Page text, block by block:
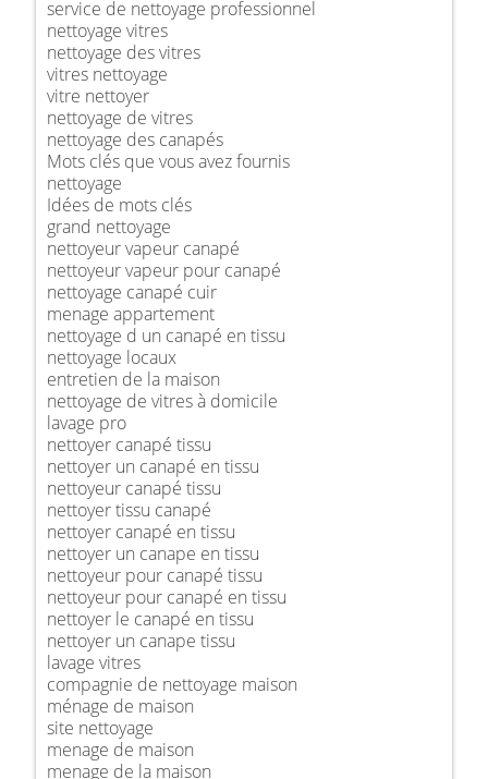
service de nettoyage professionnel
nettoyage vitres
nettoyage des vitres
vitres nettoyage
vitre nettoyer
nettoyage de vitres
nettoyage des canapés
Mots clés que vous avez fournis
nettoyage
Idées de mots clés
grand nettoyage
nettoyeur vapeur canapé
nettoyeur vapeur pour canapé
nettoyage canapé cuir
menage appartement
nettoyage d un canapé en tissu
nettoyage locaux
entretien de la maison
nettoyage de vitres à domicile
lavage pro
nettoyer canapé tissu
nettoyer un canapé en tissu
nettoyeur canapé tissu
nettoyer tissu canapé
nettoyer canapé en tissu
nettoyer un canape en tissu
nettoyeur pour canapé tissu
nettoyeur pour canapé en tissu
nettoyer le canapé en tissu
nettoyer un canape tissu
lavage vitres
compagnie de nettoyage maison
ménage de maison
site nettoyage
menage de maison
menage de la maison